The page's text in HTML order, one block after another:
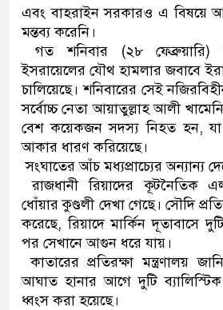
এবং বাহরাইন সরকারও এ বিষয়ে
মন্তব্য করেনি।
গত শনিবার (২৮ ফেব্রুয়ারি)
ইসরায়েলের যৌথ হামলার জবাবে
চালিয়েছে। শনিবারের সেই
সর্বোচ্চ নেতা আয়াতুল্লাহ আলী
বেশ কয়েকজন সদস্য নিহত হন,
আকার ধারণ করিয়েছে।
সংঘাতের আঁচ মধ্যপ্রাচ্যের অন্যান্য
রাজধানী রিয়াদের কূটনৈতিক
ধোঁয়ার কুণ্ডলী দেখা গেছে। সৌদি
করেছে, রিয়াদে মার্কিন দূতাবাসে
পর সেখানে আগুন ধরে যায়।
কাতারের প্রতিরক্ষা মন্ত্রণালয়
আঘাত হানার আগে দুটি ব্যালিস্টিক
ধ্বংস করা হয়েছে।